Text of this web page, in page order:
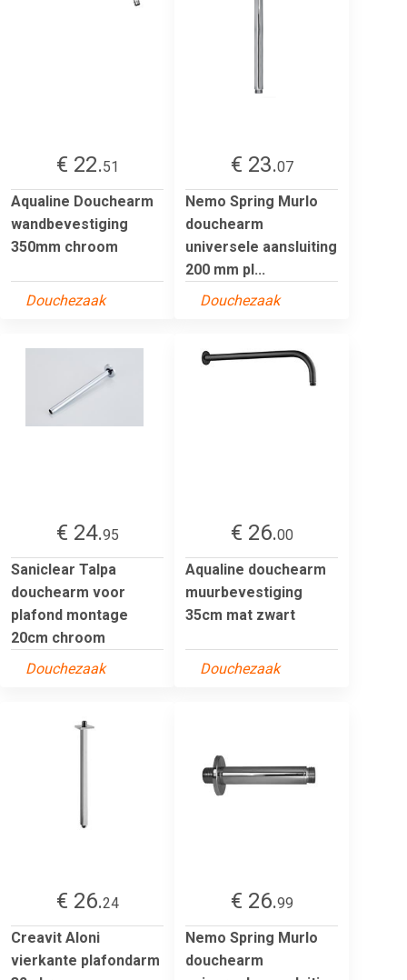
€ 22.51
Aqualine Douchearm
wandbevestiging
350mm chroom
Douchezaak
€ 23.07
Nemo Spring Murlo
douchearm
universele aansluiting
200 mm pl...
Douchezaak
€ 24.95
Saniclear Talpa
douchearm voor
plafond montage
20cm chroom
Douchezaak
€ 26.00
Aqualine douchearm
muurbevestiging
35cm mat zwart
Douchezaak
€ 26.24
Creavit Aloni
vierkante plafondarm
€ 26.99
Nemo Spring Murlo
douchearm